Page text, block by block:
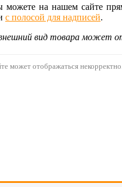
можете на нашем сайте
с полосой для надписей.
вид товара может
может отображаться